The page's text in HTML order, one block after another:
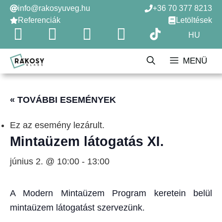
Kilépésinfo@rakosyuveg.hu
+36 70 377 8213
Referenciák
Letöltések
HU
MENÜ
« TOVÁBBI ESEMÉNYEK
Ez az esemény lezárult.
Mintaüzem látogatás XI.
június 2. @ 10:00 - 13:00
A Modern Mintaüzem Program keretein belül
mintaüzem látogatást szervezünk.